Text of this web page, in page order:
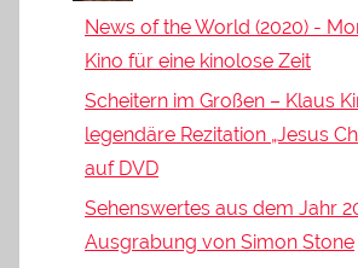
News of the World (2020) -
Kino für eine kinolose Zeit
Scheitern im Großen – Klaus
legendäre Rezitation „Jesus
auf DVD
Sehenswertes aus dem Jahr
Ausgrabung von Simon Stone